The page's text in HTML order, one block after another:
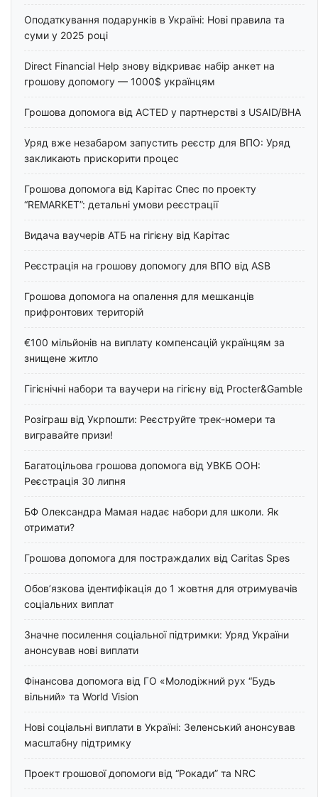
Оподаткування подарунків в Україні: Нові правила та
суми у 2025 році
Direct Financial Help знову відкриває набір анкет на
грошову допомогу — 1000$ українцям
Грошова допомога від ACTED у партнерстві з USAID/BHA
Уряд вже незабаром запустить реєстр для ВПО: Уряд
закликають прискорити процес
Грошова допомога від Карітас Спес по проекту
“REMARKET”: детальні умови реєстрації
Видача ваучерів АТБ на гігієну від Карітас
Реєстрація на грошову допомогу для ВПО від ASB
Грошова допомога на опалення для мешканців
прифронтових територій
€100 мільйонів на виплату компенсацій українцям за
знищене житло
Гігієнічні набори та ваучери на гігієну від Procter&Gamble
Розіграш від Укрпошти: Реєструйте трек-номери та
вигравайте призи!
Багатоцільова грошова допомога від УВКБ ООН:
Реєстрація 30 липня
БФ Олександра Мамая надає набори для школи. Як
отримати?
Грошова допомога для постраждалих від Caritas Spes
Обов’язкова ідентифікація до 1 жовтня для отримувачів
соціальних виплат
Значне посилення соціальної підтримки: Уряд України
анонсував нові виплати
Фінансова допомога від ГО «Молодіжний рух “Будь
вільний» та World Vision
Нові соціальні виплати в Україні: Зеленський анонсував
масштабну підтримку
Проект грошової допомоги від “Рокади” та NRC